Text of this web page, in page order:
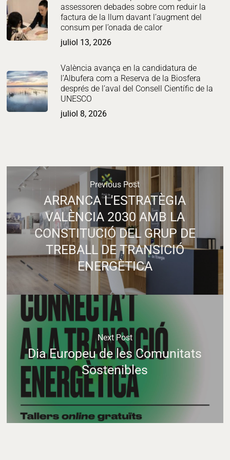
assessoren debades sobre com reduir la
factura de la llum davant l’augment del
consum per l’onada de calor
juliol 13, 2026
València avança en la candidatura de
l’Albufera com a Reserva de la Biosfera
després de l’aval del Consell Científic de la
UNESCO
juliol 8, 2026
Previous Post
ARRANCA L'ESTRATÈGIA
VALÈNCIA 2030 AMB LA
CONSTITUCIÓ DEL GRUP DE
TREBALL DE TRANSICIÓ
ENERGÈTICA
Next Post
Dia Europeu de les Comunitats
Sostenibles